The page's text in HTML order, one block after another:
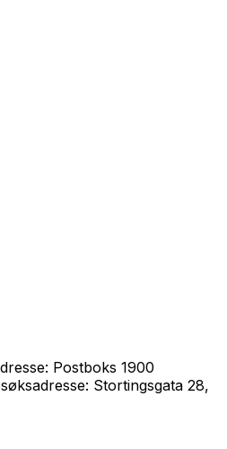
Postboks 1900
Stortingsgata 28,